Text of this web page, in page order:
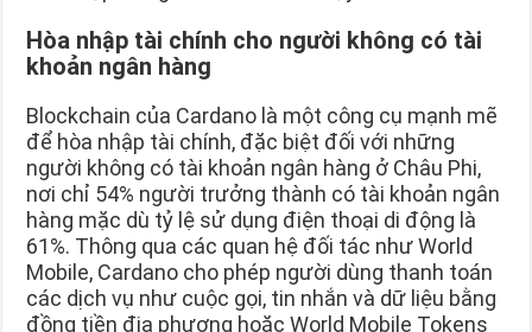
Hòa nhập tài chính cho người không có tài
khoản ngân hàng
Blockchain của Cardano là một công cụ mạnh mẽ
để hòa nhập tài chính, đặc biệt đối với những
người không có tài khoản ngân hàng ở Châu Phi,
nơi chỉ 54% người trưởng thành có tài khoản ngân
hàng mặc dù tỷ lệ sử dụng điện thoại di động là
61%. Thông qua các quan hệ đối tác như World
Mobile, Cardano cho phép người dùng thanh toán
các dịch vụ như cuộc gọi, tin nhắn và dữ liệu bằng
đồng tiền địa phương hoặc World Mobile Tokens